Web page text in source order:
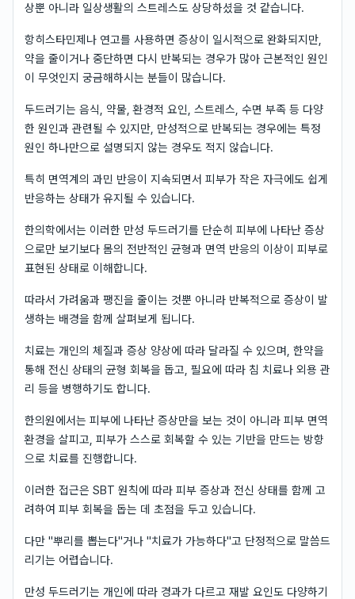
상뿐 아니라 일상생활의 스트레스도 상당하셨을 것 같습니다.
항히스타민제나 연고를 사용하면 증상이 일시적으로 완화되지만,
약을 줄이거나 중단하면 다시 반복되는 경우가 많아 근본적인 원인
이 무엇인지 궁금해하시는 분들이 많습니다.
두드러기는 음식, 약물, 환경적 요인, 스트레스, 수면 부족 등 다양
한 원인과 관련될 수 있지만, 만성적으로 반복되는 경우에는 특정
원인 하나만으로 설명되지 않는 경우도 적지 않습니다.
특히 면역계의 과민 반응이 지속되면서 피부가 작은 자극에도 쉽게
반응하는 상태가 유지될 수 있습니다.
한의학에서는 이러한 만성 두드러기를 단순히 피부에 나타난 증상
으로만 보기보다 몸의 전반적인 균형과 면역 반응의 이상이 피부로
표현된 상태로 이해합니다.
따라서 가려움과 팽진을 줄이는 것뿐 아니라 반복적으로 증상이 발
생하는 배경을 함께 살펴보게 됩니다.
치료는 개인의 체질과 증상 양상에 따라 달라질 수 있으며, 한약을
통해 전신 상태의 균형 회복을 돕고, 필요에 따라 침 치료나 외용 관
리 등을 병행하기도 합니다.
한의원에서는 피부에 나타난 증상만을 보는 것이 아니라 피부 면역
환경을 살피고, 피부가 스스로 회복할 수 있는 기반을 만드는 방향
으로 치료를 진행합니다.
이러한 접근은 SBT 원칙에 따라 피부 증상과 전신 상태를 함께 고
려하여 피부 회복을 돕는 데 초점을 두고 있습니다.
다만 "뿌리를 뽑는다"거나 "치료가 가능하다"고 단정적으로 말씀드
리기는 어렵습니다.
만성 두드러기는 개인에 따라 경과가 다르고 재발 요인도 다양하기